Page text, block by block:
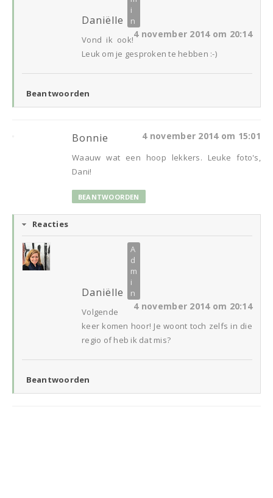
Daniëlle
4 november 2014 om 20:14
Vond ik ook!
Leuk om je gesproken te hebben :-)
Beantwoorden
Bonnie 4 november 2014 om 15:01
Waauw wat een hoop lekkers. Leuke foto's,
Dani!
BEANTWOORDEN
Reacties
Daniëlle
4 november 2014 om 20:14
Volgende
keer komen hoor! Je woont toch zelfs in die
regio of heb ik dat mis?
Beantwoorden